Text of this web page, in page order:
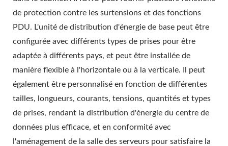
de protection contre les surtensions et des fonctions
PDU. L'unité de distribution d'énergie de base peut être
configurée avec différents types de prises pour être
adaptée à différents pays, et peut être installée de
manière flexible à l'horizontale ou à la verticale. Il peut
également être personnalisé en fonction de différentes
tailles, longueurs, courants, tensions, quantités et types
de prises, rendant la distribution d'énergie du centre de
données plus efficace, et en conformité avec
l'aménagement de la salle des serveurs pour satisfaire la